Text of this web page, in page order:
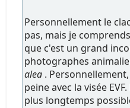
Personnellement le
pas, mais je
que c'est un grand
photographes
alea .
peine avec la visée
plus longtemps